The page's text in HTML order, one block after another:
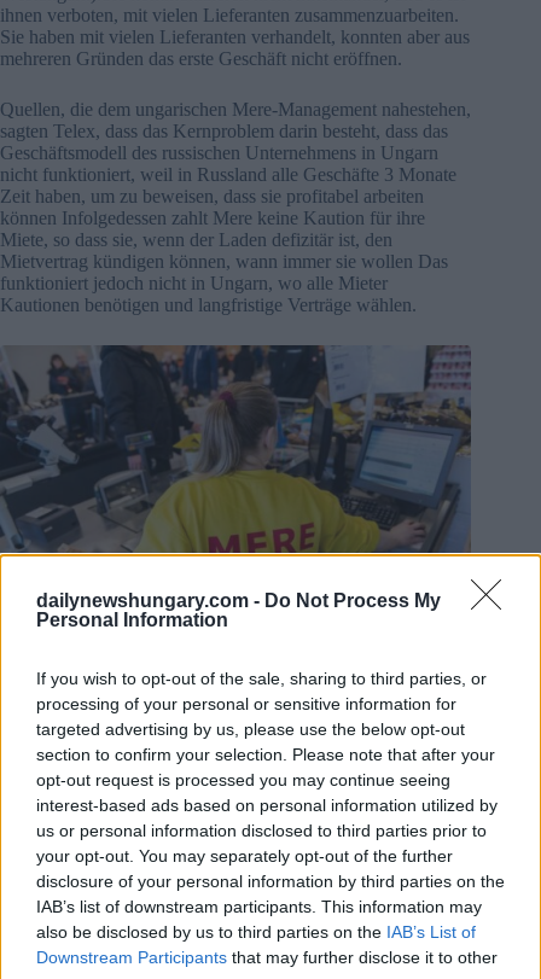
dailynewshungary.com - Do Not Process My
Personal Information
If you wish to opt-out of the sale, sharing to third parties, or
processing of your personal or sensitive information for
targeted advertising by us, please use the below opt-out
section to confirm your selection. Please note that after your
opt-out request is processed you may continue seeing
interest-based ads based on personal information utilized by
us or personal information disclosed to third parties prior to
your opt-out. You may separately opt-out of the further
disclosure of your personal information by third parties on the
IAB’s list of downstream participants. This information may
also be disclosed by us to third parties on the IAB’s List of
Downstream Participants that may further disclose it to other
ihnen verboten, mit vielen Lieferanten zusammenzuarbeiten.
Sie haben mit vielen Lieferanten verhandelt, konnten aber aus
mehreren Gründen das erste Geschäft nicht eröffnen.
Quellen, die dem ungarischen Mere-Management nahestehen,
sagten Telex, dass das Kernproblem darin besteht, dass das
Geschäftsmodell des russischen Unternehmens in Ungarn
nicht funktioniert, weil in Russland alle Geschäfte 3 Monate
Zeit haben, um zu beweisen, dass sie profitabel arbeiten
können Infolgedessen zahlt Mere keine Kaution für ihre
Miete, so dass sie, wenn der Laden defizitär ist, den
Mietvertrag kündigen können, wann immer sie wollen Das
funktioniert jedoch nicht in Ungarn, wo alle Mieter
Kautionen benötigen und langfristige Verträge wählen.
Die russische Discountkette MERE. Foto: mere.ws
In Ungarn herrscht ein ernsthafter Wettbewerb um
leerstehende Geschäfte: Konkurrenten wie Aldi, Penny oder
Spar können problemlos die erforderliche Kaution bezahlen
und einen Vertrag unterzeichnen, auch wenn sie nur 6-12
Monate später ein Geschäft eröffnen können Die drei Mere-
Teams versuchten über Vermietungen zu verhandeln und
konnten sich mit Eigentümern z.B. in Nyíregyháza und
Budapest einigen, konnten aber kein Geschäft eröffnen, da
die Geschäftsführung sie die Kaution nicht bezahlen ließ.
Lieferanten in Ungarn unzufrieden